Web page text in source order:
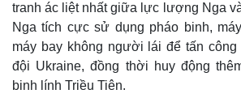
tranh ác liệt nhất giữa lực lượng Nga
Nga tích cực sử dụng pháo binh,
máy bay không người lái để tấn
đội Ukraine, đồng thời huy động
binh lính Triều Tiên.